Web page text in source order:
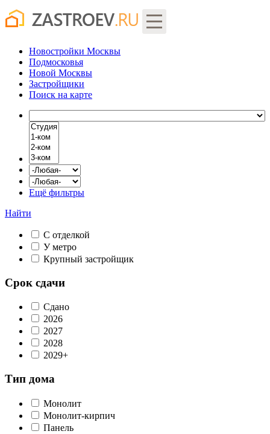
Новостройки Москвы
Подмосковья
Новой Москвы
Застройщики
Поиск на карте
Ещё фильтры
Найти
С отделкой
У метро
Крупный застройщик
Срок сдачи
Сдано
2026
2027
2028
2029+
Тип дома
Монолит
Монолит-кирпич
Панель